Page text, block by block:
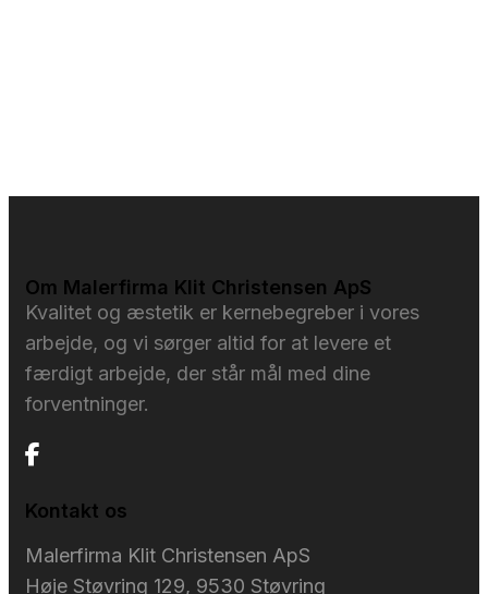
Om Malerfirma Klit Christensen ApS
Kvalitet og æstetik er kernebegreber i vores
arbejde, og vi sørger altid for at levere et
færdigt arbejde, der står mål med dine
forventninger.
Kontakt os
Malerfirma Klit Christensen ApS
Høje Støvring 129, 9530 Støvring